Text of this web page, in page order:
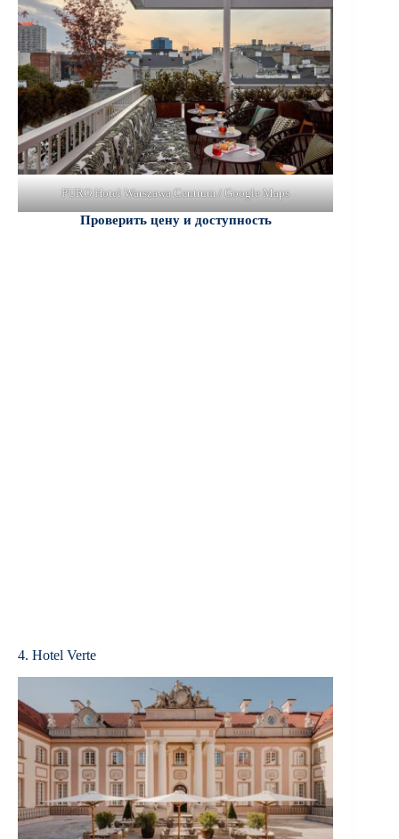
PURO Hotel Warszawa Centrum / Google Maps
Проверить цену и доступность
4. Hotel Verte